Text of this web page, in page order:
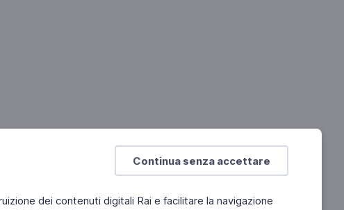
Continua senza accettare
dei contenuti digitali Rai e facilitare la navigazione